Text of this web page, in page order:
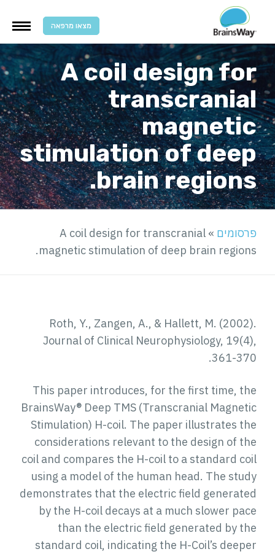
מצאו מרפאה
A coil design for
transcranial
magnetic
stimulation of deep
brain regions.
פרסומים »
A coil design for transcranial
magnetic stimulation of deep brain regions.
Roth, Y., Zangen, A., & Hallett, M. (2002).
Journal of Clinical Neurophysiology, 19(4),
361-370.
This paper introduces, for the first time, the
BrainsWay® Deep TMS (Transcranial Magnetic
Stimulation) H-coil. The paper illustrates the
considerations relevant to the design of the
coil and compares the H-coil to a standard coil
using a model of the human head. The study
demonstrates that the electric field generated
by the H-coil decays at a much slower pace
than the electric field generated by the
standard coil, indicating the H-Coil’s deeper